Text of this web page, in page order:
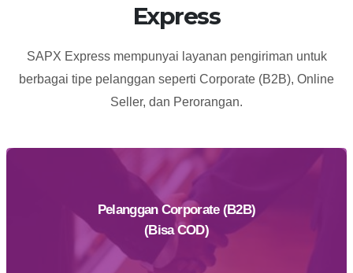
Express
SAPX Express mempunyai layanan pengiriman untuk
berbagai tipe pelanggan seperti Corporate (B2B), Online
Seller, dan Perorangan.
Pelanggan Corporate (B2B)
(Bisa COD)